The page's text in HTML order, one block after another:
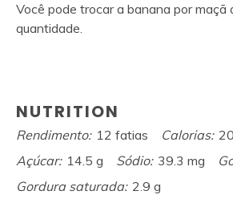
Você pode trocar a banana por maçã
quantidade.
NUTRITION
Rendimento: 12 fatias Calorias:
Açúcar: 14.5 g Sódio: 39.3 mg
Gordura saturada: 2.9 g